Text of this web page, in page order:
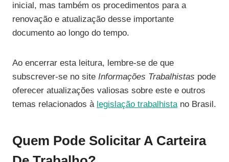
inicial, mas também os procedimentos para a
renovação e atualização desse importante
documento ao longo do tempo.
Ao encerrar esta leitura, lembre-se de que
subscrever-se no site Informações Trabalhistas pode
oferecer atualizações valiosas sobre este e outros
temas relacionados à legislação trabalhistano Brasil.
Quem Pode Solicitar A Carteira